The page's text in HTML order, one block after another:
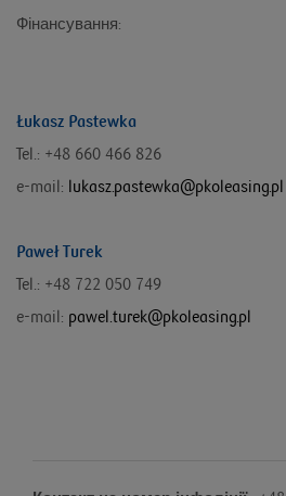
Фінансування:
Łukasz Pastewka
Tel.: +48 660 466 826
e-mail: lukasz.pastewka@pkoleasing.pl
Paweł Turek
Tel.: +48 722 050 749
e-mail: pawel.turek@pkoleasing.pl